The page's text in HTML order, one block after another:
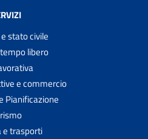
stato civile
libero
e commercio
Pianificazione
e trasporti